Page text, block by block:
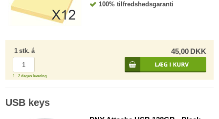
100% tilfredshedsgaranti
1 stk. á 45,00 DKK
1 - 2 dages levering
USB keys